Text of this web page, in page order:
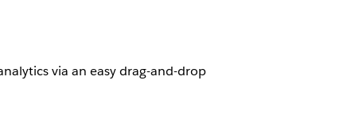
via an easy drag-and-drop